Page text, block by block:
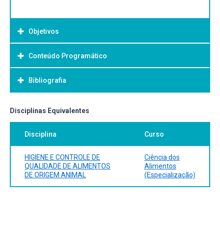
Objetivos
Objetivo Geral:
Conteúdo Programático
Bibliografia
Bibliografia Básica:
Disciplinas Equivalentes
Disciplina Curso
HIGIENE E CONTROLE DE
QUALIDADE DE ALIMENTOS
DE ORIGEM ANIMAL
Ciência dos
Alimentos
(Especialização)